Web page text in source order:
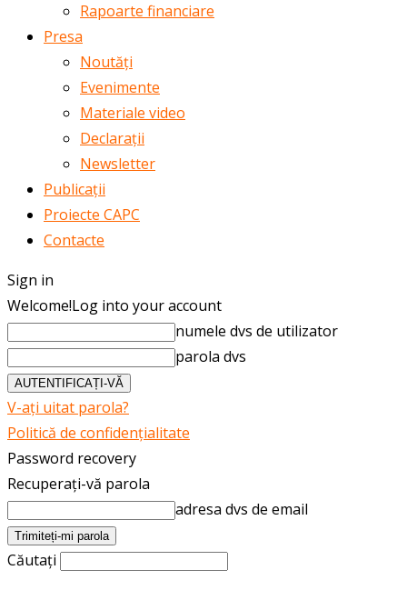
Rapoarte financiare
Presa
Noutăți
Evenimente
Materiale video
Declarații
Newsletter
Publicații
Proiecte CAPC
Contacte
Sign in
Welcome!Log into your account
numele dvs de utilizator
parola dvs
V-ați uitat parola?
Politică de confidențialitate
Password recovery
Recuperați-vă parola
adresa dvs de email
Căutați